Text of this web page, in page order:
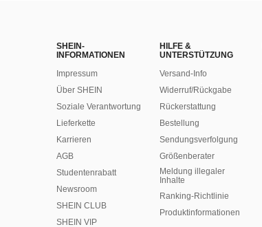
SHEIN-
INFORMATIONEN
Impressum
Über SHEIN
Soziale Verantwortung
Lieferkette
Karrieren
AGB
Studentenrabatt
Newsroom
SHEIN CLUB
SHEIN VIP
HILFE &
UNTERSTÜTZUNG
Versand-Info
Widerruf/Rückgabe
Rückerstattung
Bestellung
Sendungsverfolgung
Größenberater
Meldung illegaler
Inhalte
Ranking-Richtlinie
​Produktinformationen